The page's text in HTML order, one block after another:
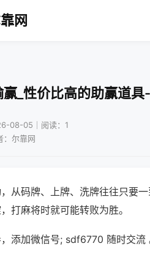
网
_性价比高的助赢道
08-05｜阅读：1
：尔靠网
从码牌、上牌、洗牌往往只要
打麻将时就可能转败为胜。
添加微信号; sdf6770 随时交流